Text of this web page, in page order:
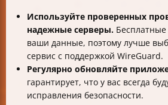
Используйте проверенных
надежные серверы.
ваши данные, поэтому лучше
сервис с поддержкой WireGuard.
Регулярно обновляйте
гарантирует, что у вас всегда
исправления безопасности.